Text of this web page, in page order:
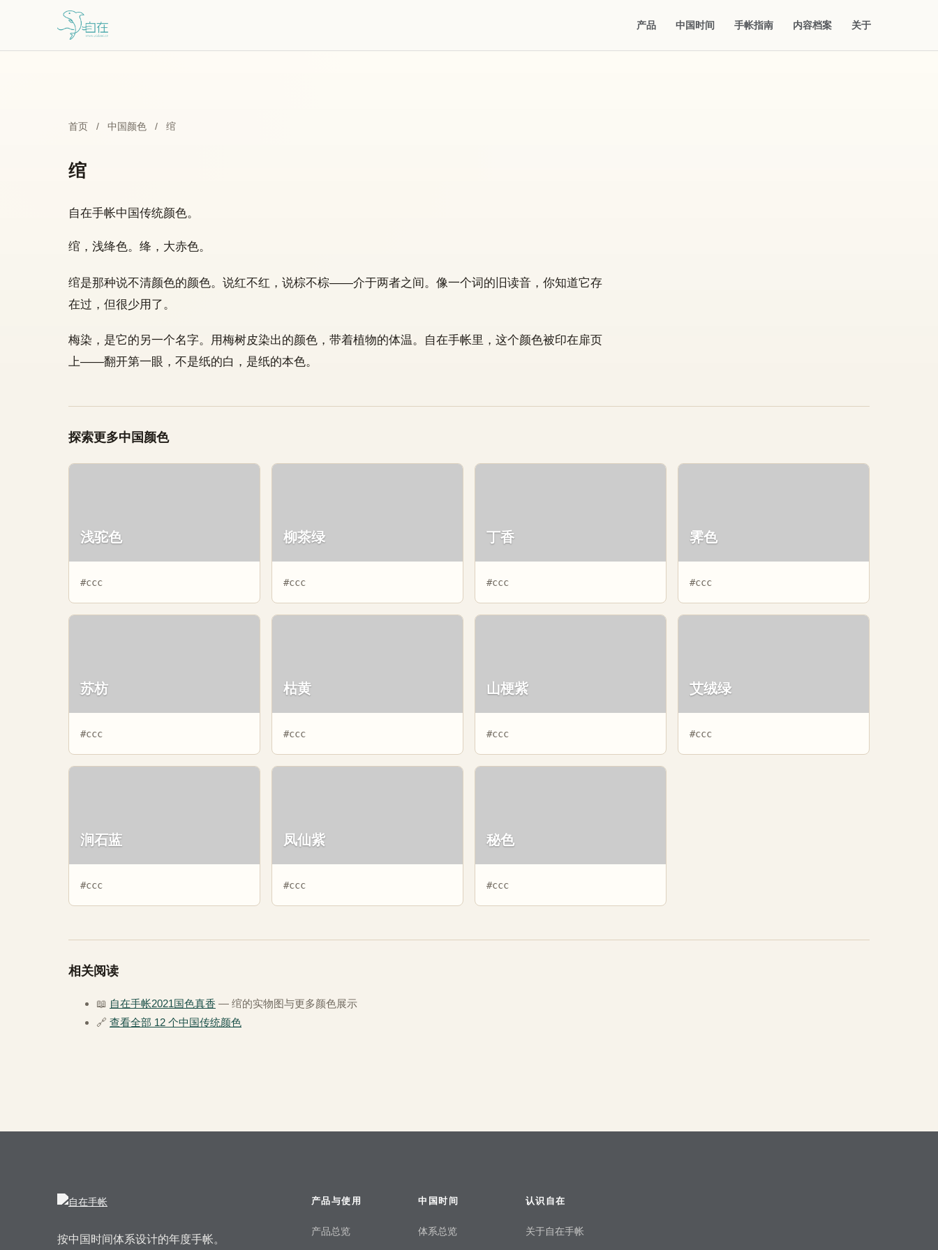
跳到主要内容
产品 中国时间 手帐指南 内容档案 关于
首页 / 中国颜色 / 绾
绾
自在手帐中国传统颜色。
绾，浅绛色。绛，大赤色。
绾是那种说不清颜色的颜色。说红不红，说棕不棕——介于两者之间。像一个词的旧读音，你知道它存
在过，但很少用了。
梅染，是它的另一个名字。用梅树皮染出的颜色，带着植物的体温。自在手帐里，这个颜色被印在扉页
上——翻开第一眼，不是纸的白，是纸的本色。
探索更多中国颜色
浅驼色
#ccc
柳茶绿
#ccc
丁香
#ccc
霁色
#ccc
苏枋
#ccc
枯黄
#ccc
山梗紫
#ccc
艾绒绿
#ccc
涧石蓝
#ccc
凤仙紫
#ccc
秘色
#ccc
相关阅读
📖 自在手帐2021国色真香 — 绾的实物图与更多颜色展示
🔗 查看全部 12 个中国传统颜色
按中国时间体系设计的年度手帐。
产品与使用
产品总览
中国时间
体系总览
认识自在
关于自在手帐